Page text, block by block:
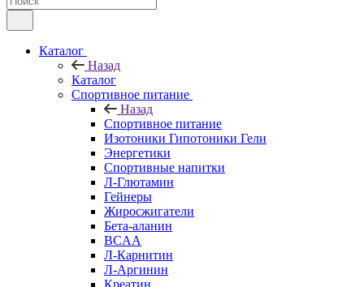
Каталог
Назад
Каталог
Спортивное питание
Назад
Спортивное питание
Изотоники Гипотоники Гели
Энергетики
Спортивные напитки
Л-Глютамин
Гейнеры
Жиросжигатели
Бета-аланин
BCAA
Л-Карнитин
Л-Аргинин
Креатин